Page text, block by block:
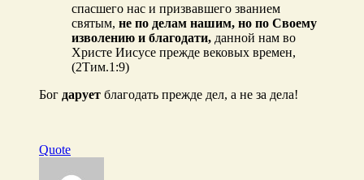
спасшего нас и призвавшего званием
святым, не по делам нашим, но по Своему
изволению и благодати, данной нам во
Христе Иисусе прежде вековых времен,
(2Тим.1:9)
Бог дарует благодать прежде дел, а не за дела!
Quote